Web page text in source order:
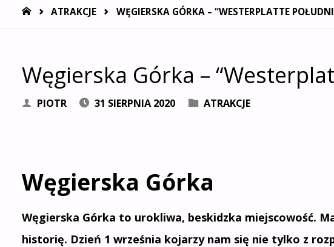
STRONA
ATRAKCJE WĘGIERSKA GÓRKA – “WESTERPLATTE
Węgierska Górka –
PIOTR 31 SIERPNIA 2020 ATRAKCJE
Węgierska Górka
Węgierska Górka to urokliwa, beskidzka miejscowość.
historię. Dzień 1 września kojarzy nam się nie tylko z